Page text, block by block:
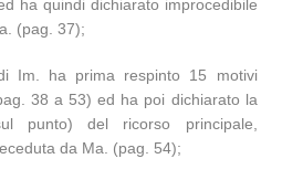
ha quindi dichiarato improcedibile
(pag. 37);
Im. ha prima respinto 15 motivi
38 a 53) ed ha poi dichiarato la
punto) del ricorso principale,
da Ma. (pag. 54);